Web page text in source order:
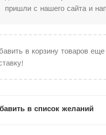
пришли с нашего сайта и
в корзину товаров
в список желаний